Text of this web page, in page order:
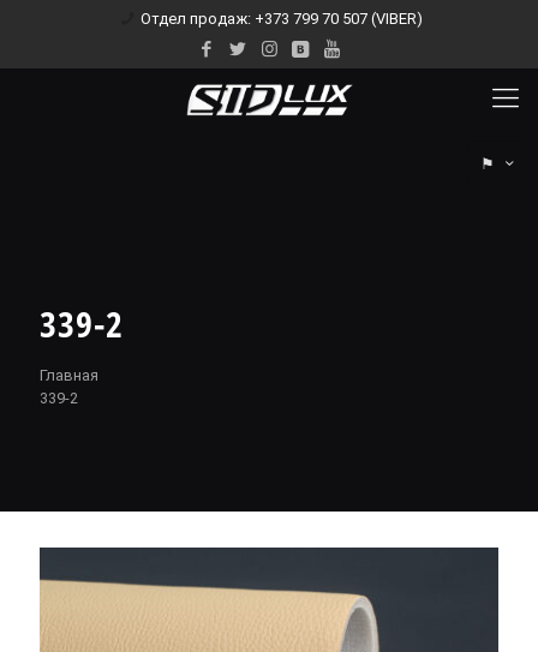
Отдел продаж: +373 799 70 507 (VIBER)
⚑
339-2
Главная
339-2